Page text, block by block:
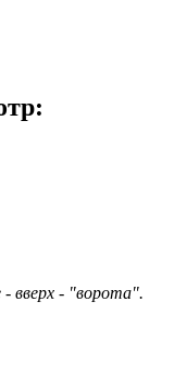
- вверх - "ворота".